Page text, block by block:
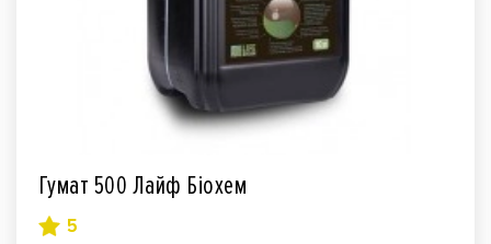
Гумат 500 Лайф Біохем
5